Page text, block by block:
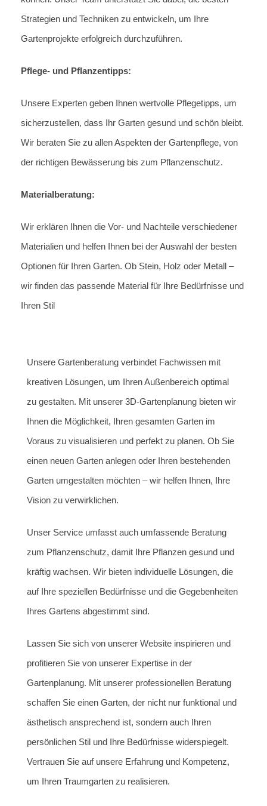
Strategien und Techniken zu entwickeln, um Ihre
Gartenprojekte erfolgreich durchzuführen.
Pflege- und Pflanzentipps:
Unsere Experten geben Ihnen wertvolle Pflegetipps, um
sicherzustellen, dass Ihr Garten gesund und schön bleibt.
Wir beraten Sie zu allen Aspekten der Gartenpflege, von
der richtigen Bewässerung bis zum Pflanzenschutz.
Materialberatung:
Wir erklären Ihnen die Vor- und Nachteile verschiedener
Materialien und helfen Ihnen bei der Auswahl der besten
Optionen für Ihren Garten. Ob Stein, Holz oder Metall –
wir finden das passende Material für Ihre Bedürfnisse und
Ihren Stil
Unsere Gartenberatung verbindet Fachwissen mit
kreativen Lösungen, um Ihren Außenbereich optimal
zu gestalten. Mit unserer 3D-Gartenplanung bieten wir
Ihnen die Möglichkeit, Ihren gesamten Garten im
Voraus zu visualisieren und perfekt zu planen. Ob Sie
einen neuen Garten anlegen oder Ihren bestehenden
Garten umgestalten möchten – wir helfen Ihnen, Ihre
Vision zu verwirklichen.
Unser Service umfasst auch umfassende Beratung
zum Pflanzenschutz, damit Ihre Pflanzen gesund und
kräftig wachsen. Wir bieten individuelle Lösungen, die
auf Ihre speziellen Bedürfnisse und die Gegebenheiten
Ihres Gartens abgestimmt sind.
Lassen Sie sich von unserer Website inspirieren und
profitieren Sie von unserer Expertise in der
Gartenplanung. Mit unserer professionellen Beratung
schaffen Sie einen Garten, der nicht nur funktional und
ästhetisch ansprechend ist, sondern auch Ihren
persönlichen Stil und Ihre Bedürfnisse widerspiegelt.
Vertrauen Sie auf unsere Erfahrung und Kompetenz,
um Ihren Traumgarten zu realisieren.